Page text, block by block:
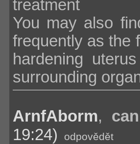
treatment
You may also
frequently as the
hardening
surrounding
ArnfAborm,
19:24)
odpovědět